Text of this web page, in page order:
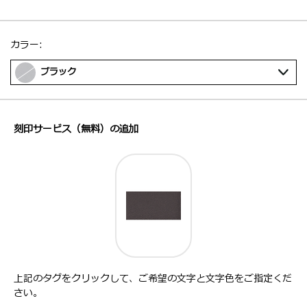
選択：
カラー:
ブラック
刻印サービス（無料）の追加
上記のタグをクリックして、ご希望の文字と文字色をご指定くだ
さい。